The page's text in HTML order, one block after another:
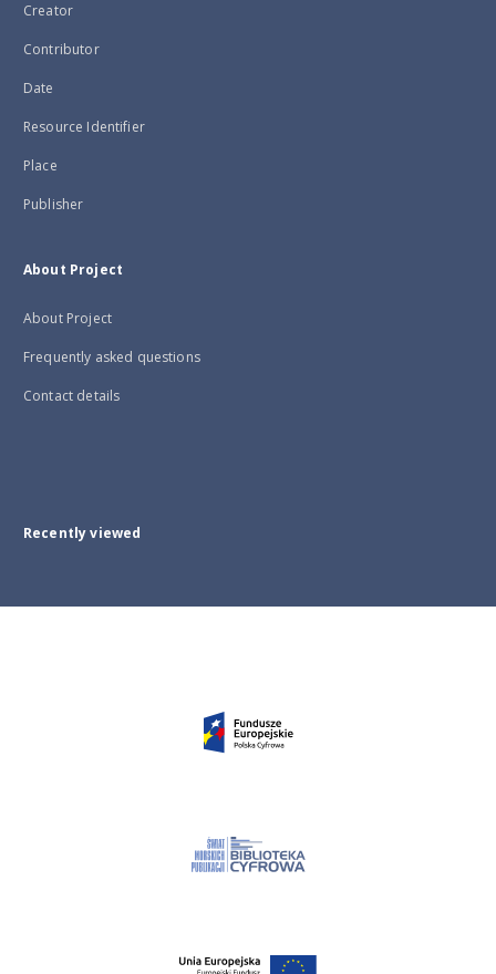
Creator
Contributor
Date
Resource Identifier
Place
Publisher
About Project
About Project
Frequently asked questions
Contact details
Recently viewed